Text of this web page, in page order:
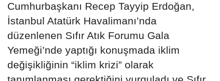
Cumhurbaşkanı Recep Tayyip Erdoğan,
İstanbul Atatürk Havalimanı’nda
düzenlenen Sıfır Atık Forumu Gala
Yemeği’nde yaptığı konuşmada iklim
değişikliğinin “iklim krizi” olarak